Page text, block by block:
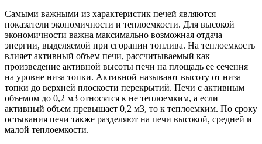
Самыми важными из характеристик печей являются
показатели экономичности и теплоемкости. Для высокой
экономичности важна максимально возможная отдача
энергии, выделяемой при сгорании топлива. На тепло­емкость
влияет активный объем печи, рассчитываемый как
произведение активной высоты печи на площадь ее сечения
на уровне низа топки. Активной называют высоту от низа
топки до верхней плоскости перекрытий. Печи с активным
объемом до 0,2 м3 относятся к не теплоем­ким, а если
активный объем превышает 0,2 м3, то к теп­лоемким. По сроку
остывания печи также разделяют на печи высокой, средней и
малой теплоемкости.